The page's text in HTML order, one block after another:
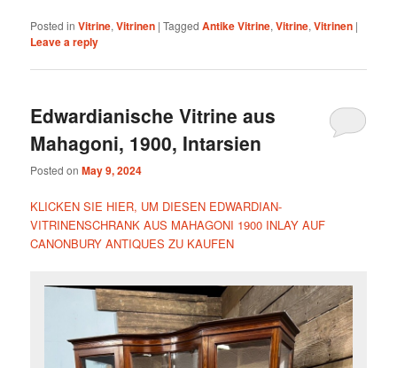
Posted in Vitrine,Vitrinen |Tagged Antike Vitrine,Vitrine,Vitrinen |
Leave a reply
Edwardianische Vitrine aus
Mahagoni, 1900, Intarsien
Posted onMay 9, 2024
KLICKEN SIE HIER, UM DIESEN EDWARDIAN-
VITRINENSCHRANK AUS MAHAGONI 1900 INLAY AUF
CANONBURY ANTIQUES ZU KAUFEN